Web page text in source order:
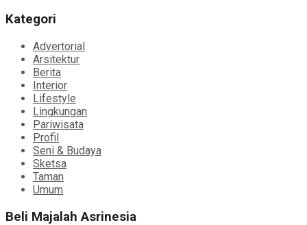
Kategori
Advertorial
Arsitektur
Berita
Interior
Lifestyle
Lingkungan
Pariwisata
Profil
Seni & Budaya
Sketsa
Taman
Umum
Beli Majalah Asrinesia